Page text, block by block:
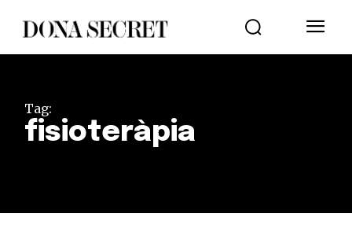
Tag:
fisioteràpia